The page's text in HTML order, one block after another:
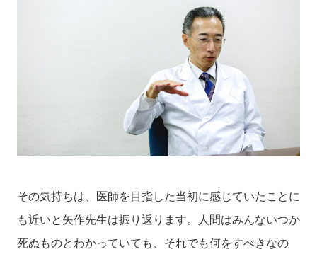
その気持ちは、医師を目指した当初に感じていたことに
も近いと矢作先生は振り返ります。人間はみんないつか
死ぬものとわかっていても、それでも何をすべきなの